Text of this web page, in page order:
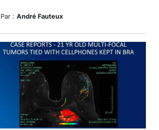
Par : André Fauteux